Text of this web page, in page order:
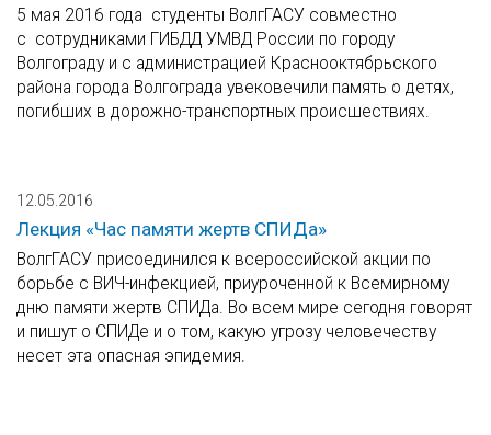
5 мая 2016 года студенты ВолгГАСУ совместно
с сотрудниками ГИБДД УМВД России по городу
Волгограду и с администрацией Краснооктябрьского
района города Волгограда увековечили память о детях,
погибших в дорожно-транспортных происшествиях.
12.05.2016
Лекция «Час памяти жертв СПИДа»
ВолгГАСУ присоединился к всероссийской акции по
борьбе с ВИЧ-инфекцией, приуроченной к Всемирному
дню памяти жертв СПИДа. Во всем мире сегодня говорят
и пишут о СПИДе и о том, какую угрозу человечеству
несет эта опасная эпидемия.